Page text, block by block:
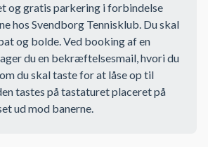
og gratis parkering i forbindelse
hos Svendborg Tennisklub. Du skal
og bolde. Ved booking af en
du en bekræftelsesmail, hvori du
du skal taste for at låse op til
tastes på tastaturet placeret på
ud mod banerne.